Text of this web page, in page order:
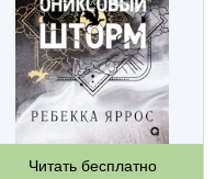
Читать бесплатно